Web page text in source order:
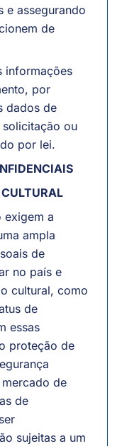
e assegurando
de
informações
por
dados de
ou
por lei.
exigem a
ampla
de
no país e
cultural, como
de
essas
proteção de
de
de
sujeitas a um